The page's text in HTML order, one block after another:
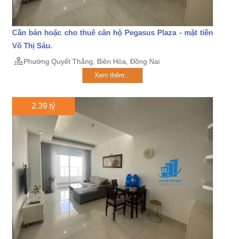
Cần bán hoặc cho thuê căn hộ Pegasus Plaza - mặt tiền
Võ Thị Sáu.
Phường Quyết Thắng, Biên Hòa, Đồng Nai
Xem thêm...
2.39 tỷ